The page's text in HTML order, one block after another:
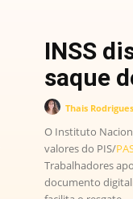
INSS
saque
Thais Rodrigues
O Instituto
valores do PIS/
Trabalhadores
documento